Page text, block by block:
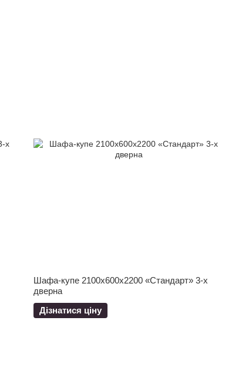
Шафа-купе 2100x600x2200 «Стандарт» 3-х
дверна
Дізнатися ціну